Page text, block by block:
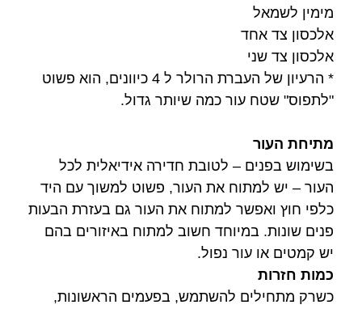
מימין לשמאל
אלכסון צד אחד
אלכסון צד שני
* הרעיון של העברת הרולר ל 4 כיוונים, הוא פשוט
"לתפוס" שטח עור כמה שיותר גדול.
מתיחת העור
בשימוש בפנים – לטובת חדירה אידיאלית לכל
העור – יש למתוח את העור, פשוט למשוך עם היד
כלפי חוץ ואפשר למתוח את העור גם בעזרת הבעות
פנים שונות. במיוחד חשוב למתוח באיזורים בהם
יש קמטים או עור נפול.
כמות חזרות
כשרק מתחילים להשתמש, בפעמים הראשונות,